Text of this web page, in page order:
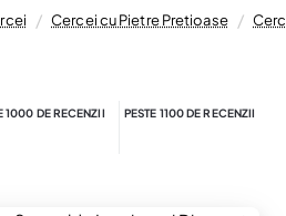
Cercei cu Pietre Pretioase
1000 DE RECENZII PESTE 1100 DE RECENZII